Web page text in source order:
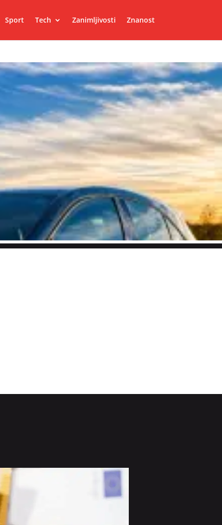
Sport Tech Zanimljivosti Znanost